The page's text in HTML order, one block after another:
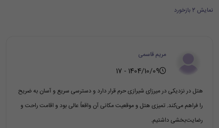
نمایش 2 بازخورد
مریم قاسمی
1404/10/09 - 17
هتل در نزدیکی در میرزای شیرازی حرم قرار دارد و دسترسی سریع و آسان به ضریح
را فراهم می‌کند. تمیزی هتل و موقعیت مکانی آن واقعاً عالی بود و اقامت راحت و
رضایت‌بخشی داشتیم.